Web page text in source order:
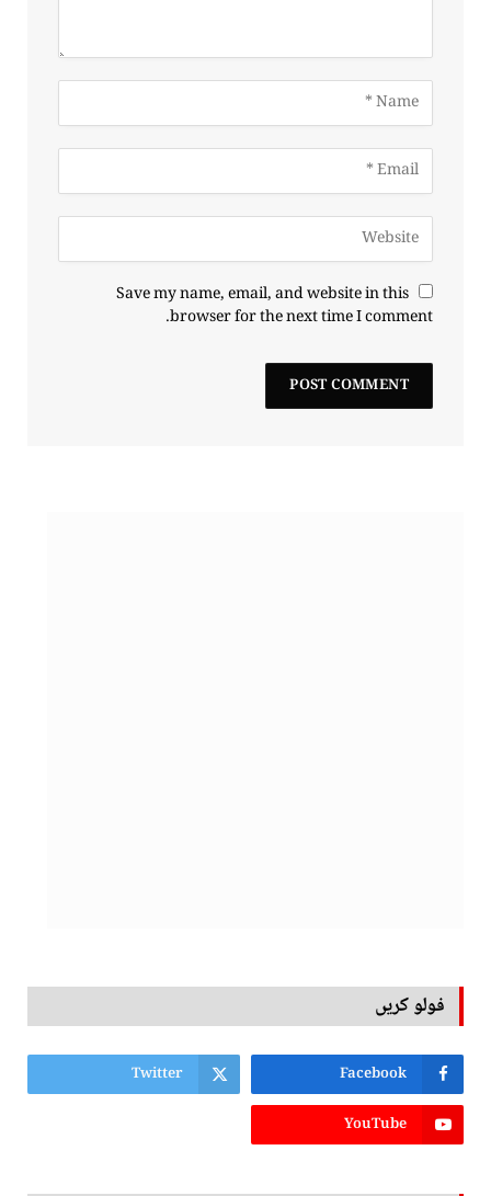
Save my name, email, and website in this
browser for the next time I comment.
فولو کریں
Facebook
Twitter
YouTube